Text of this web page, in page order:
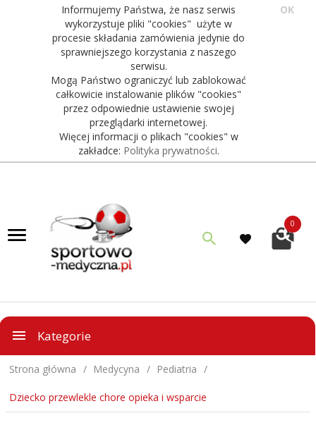
Informujemy Państwa, że nasz serwis
wykorzystuje pliki "cookies" użyte w
procesie składania zamówienia jedynie do
sprawniejszego korzystania z naszego
serwisu.
Mogą Państwo ograniczyć lub zablokować
całkowicie instalowanie plików "cookies"
przez odpowiednie ustawienie swojej
przeglądarki internetowej.
Więcej informacji o plikach "cookies" w
zakładce: Polityka prywatności.
OK
0
Kategorie
Strona główna Medycyna Pediatria
Dziecko przewlekle chore opieka i wsparcie